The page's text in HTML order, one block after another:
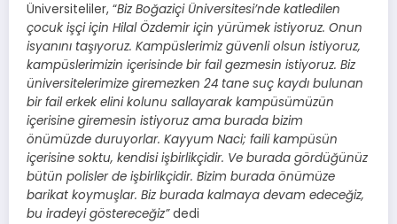
Üniversiteliler, “Biz Boğaziçi Üniversitesi’nde katledilen
çocuk işçi için Hilal Özdemir için yürümek istiyoruz. Onun
isyanını taşıyoruz. Kampüslerimiz güvenli olsun istiyoruz,
kampüslerimizin içerisinde bir fail gezmesin istiyoruz. Biz
üniversitelerimize giremezken 24 tane suç kaydı bulunan
bir fail erkek elini kolunu sallayarak kampüsümüzün
içerisine giremesin istiyoruz ama burada bizim
önümüzde duruyorlar. Kayyum Naci; faili kampüsün
içerisine soktu, kendisi işbirlikçidir. Ve burada gördüğünüz
bütün polisler de işbirlikçidir. Bizim burada önümüze
barikat koymuşlar. Biz burada kalmaya devam edeceğiz,
bu iradeyi göstereceğiz”dedi